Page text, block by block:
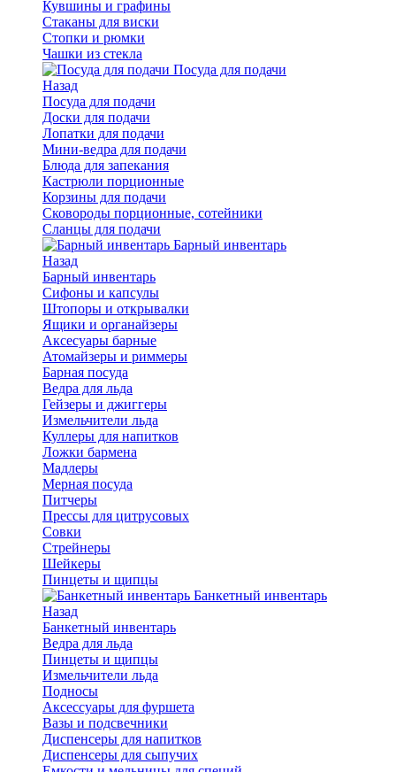
Кувшины и графины
Стаканы для виски
Стопки и рюмки
Чашки из стекла
Посуда для подачи
Назад
Посуда для подачи
Доски для подачи
Лопатки для подачи
Мини-ведра для подачи
Блюда для запекания
Кастрюли порционные
Корзины для подачи
Сковороды порционные, сотейники
Сланцы для подачи
Барный инвентарь
Назад
Барный инвентарь
Сифоны и капсулы
Штопоры и открывалки
Ящики и органайзеры
Аксесуары барные
Атомайзеры и риммеры
Барная посуда
Ведра для льда
Гейзеры и джиггеры
Измельчители льда
Куллеры для напитков
Ложки бармена
Мадлеры
Мерная посуда
Питчеры
Прессы для цитрусовых
Совки
Стрейнеры
Шейкеры
Пинцеты и щипцы
Банкетный инвентарь
Назад
Банкетный инвентарь
Ведра для льда
Пинцеты и щипцы
Измельчители льда
Подносы
Аксессуары для фуршета
Вазы и подсвечники
Диспенсеры для напитков
Диспенсеры для сыпучих